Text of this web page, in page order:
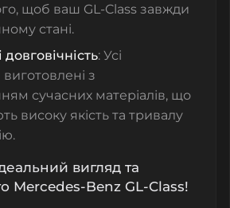
щоб ваш GL-Class завжди
стані.
довговічність: Усі
з
сучасних матеріалів, що
високу якість та тривалу
вигляд та
Mercedes-Benz GL-Class!